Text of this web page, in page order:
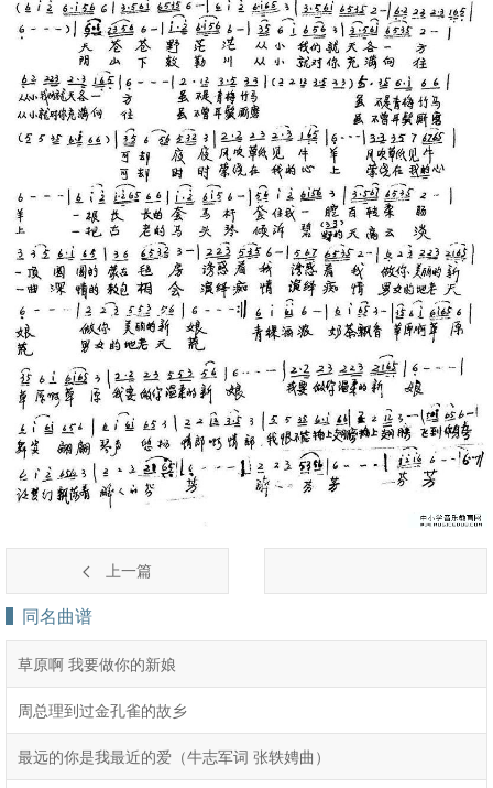
上一篇
同名曲谱
草原啊 我要做你的新娘
周总理到过金孔雀的故乡
最远的你是我最近的爱（牛志军词 张轶娉曲）